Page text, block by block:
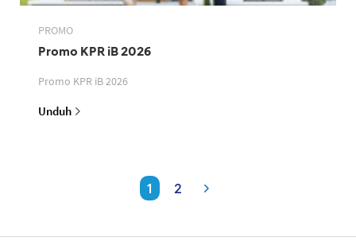
PROMO
Promo KPR iB 2026
Promo KPR iB 2026
Unduh
1 2